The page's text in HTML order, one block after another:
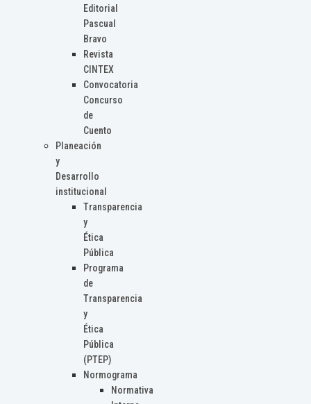
Editorial
Pascual
Bravo
Revista
CINTEX
Convocatoria
Concurso
de
Cuento
Planeación
y
Desarrollo
institucional
Transparencia
y
Ética
Pública
Programa
de
Transparencia
y
Ética
Pública
(PTEP)
Normograma
Normativa